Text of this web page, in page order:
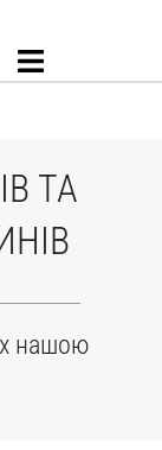
ТА
нашою